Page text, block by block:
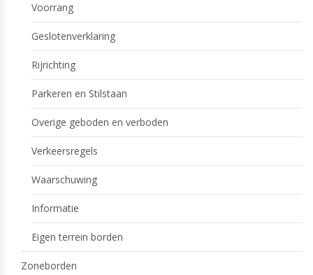
Voorrang
Geslotenverklaring
Rijrichting
Parkeren en Stilstaan
Overige geboden en verboden
Verkeersregels
Waarschuwing
Informatie
Eigen terrein borden
Zoneborden